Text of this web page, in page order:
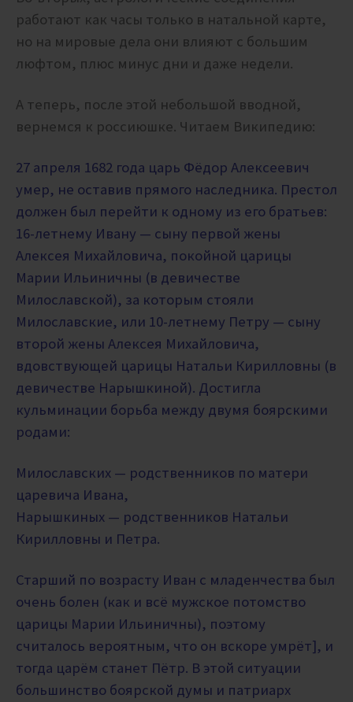
работают как часы только в натальной карте,
но на мировые дела они влияют с большим
люфтом, плюс минус дни и даже недели.
А теперь, после этой небольшой вводной,
вернемся к россиюшке. Читаем Википедию:
27 апреля 1682 года царь Фёдор Алексеевич
умер, не оставив прямого наследника. Престол
должен был перейти к одному из его братьев:
16-летнему Ивану — сыну первой жены
Алексея Михайловича, покойной царицы
Марии Ильиничны (в девичестве
Милославской), за которым стояли
Милославские, или 10-летнему Петру — сыну
второй жены Алексея Михайловича,
вдовствующей царицы Натальи Кирилловны (в
девичестве Нарышкиной). Достигла
кульминации борьба между двумя боярскими
родами:
Милославских — родственников по матери
царевича Ивана,
Нарышкиных — родственников Натальи
Кирилловны и Петра.
Старший по возрасту Иван с младенчества был
очень болен (как и всё мужское потомство
царицы Марии Ильиничны), поэтому
считалось вероятным, что он вскоре умрёт], и
тогда царём станет Пётр. В этой ситуации
большинство боярской думы и патриарх